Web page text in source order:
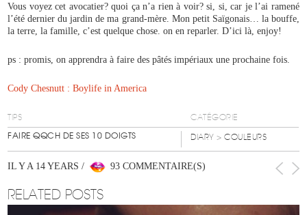
Vous voyez cet avocatier? quoi ça n’a rien à voir? si, si, car je l’ai ramené
l’été dernier du jardin de ma grand-mère. Mon petit Saïgonais… la bouffe,
la terre, la famille, c’est quelque chose. on en reparler. D’ici là, enjoy!
ps : promis, on apprendra à faire des pâtés impériaux une prochaine fois.
Cody Chesnutt : Boylife in America
TIPS CATÉGORIE
FAIRE QQCH DE SES 10 DOIGTS DIARY> COULEURS
IL Y A 14 YEARS / 93 COMMENTAIRE(S)
RELATED POSTS